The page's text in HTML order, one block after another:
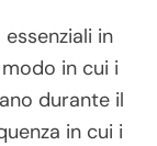
in
in cui i
durante il
in cui i